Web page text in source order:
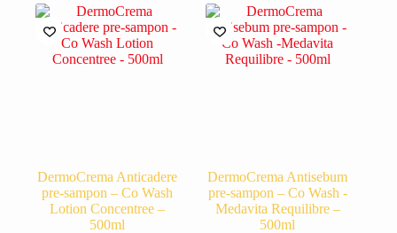
DermoCrema Anticadere
pre-sampon – Co Wash
Lotion Concentree –
500ml
DermoCrema Antisebum
pre-sampon – Co Wash -
Medavita Requilibre –
500ml